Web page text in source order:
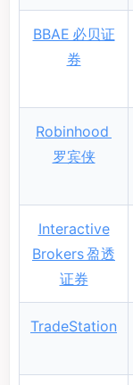
BBAE 必贝证
券
Robinhood
罗宾侠
Interactive
Brokers 盈透
证券
TradeStation